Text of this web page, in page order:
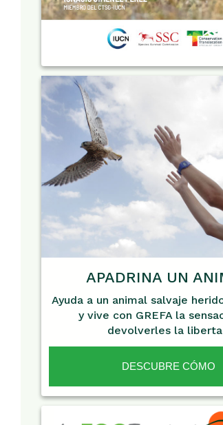
APADRINA UN
Ayuda a un animal salvaje
y vive con GREFA la
devolverles la
DESCUBRE CÓMO